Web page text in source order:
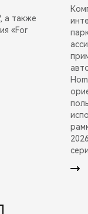
а также
«For